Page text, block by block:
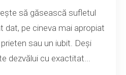
să găsească sufletul
dat, pe cineva mai apropiat
sau un iubit. Deși
dezvălui cu exactitat...